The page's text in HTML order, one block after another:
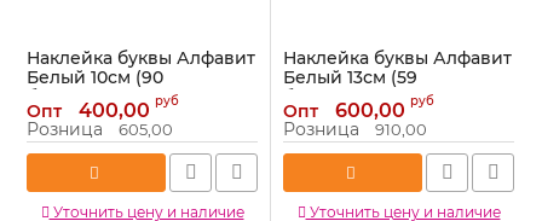
Наклейка буквы Алфавит
Белый 10см (90
букв+цифры+знаки)
1968-10-бел-АЯ
Артикул: 1968-10-бел-АЯ
Опт 400,00 руб
Розница 605,00
Уточнить цену и наличие
Наклейка буквы Алфавит
Белый 13см (59
букв+цифры+знаки)
1968-13-бел-АЯ
Артикул: 1968-13-бел-АЯ
Опт 600,00 руб
Розница 910,00
Уточнить цену и наличие